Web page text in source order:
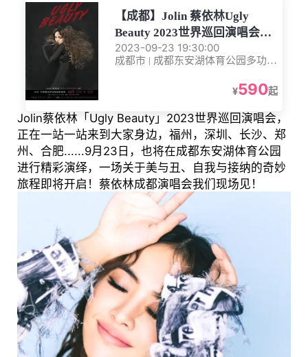
【成都】Jolin 蔡依林Ugly
Beauty 2023世界巡回演唱会—
成都站
2023-09-23 19:30:00
成都市 | 成都东安湖体育公园多功能
¥590起
Jolin蔡依林「Ugly Beauty」2023世界巡回演唱会，
正在一站一站来到大家身边，福州，深圳、长沙、郑
州、合肥......9月23日，也将在成都东安湖体育公园
进行精彩演绎，一场关于美与丑、自我与接纳的奇妙
旅程即将开启！蔡依林成都演唱会我们现场见！